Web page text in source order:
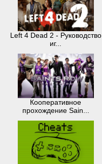
Left 4 Dead 2 - Руководство
иг...
Кооперативное
прохождение Sain...